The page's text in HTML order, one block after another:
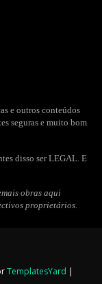
e outros conteúdos
seguras e muito bom
disso ser LEGAL. E
obras aqui
proprietários.
TemplatesYard |